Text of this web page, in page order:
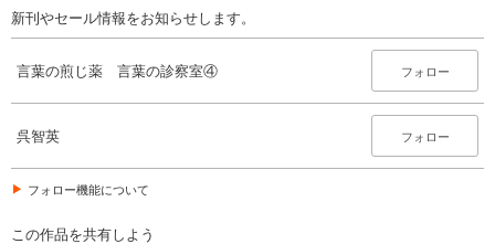
新刊やセール情報をお知らせします。
言葉の煎じ薬 言葉の診察室④ フォロー
呉智英 フォロー
フォロー機能について
この作品を共有しよう